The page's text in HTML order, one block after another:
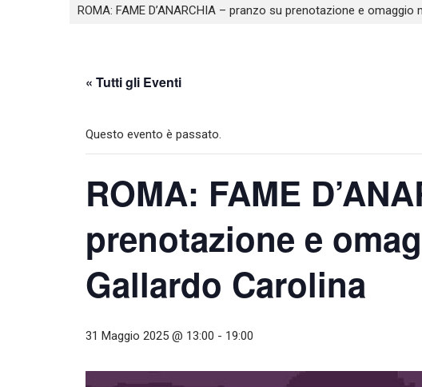
ROMA: FAME D’ANARCHIA – pranzo su prenotazione e
« Tutti gli Eventi
Questo evento è passato.
ROMA: FAME
prenotazione e
Gallardo Carolina
31 Maggio 2025 @ 13:00 - 19:00